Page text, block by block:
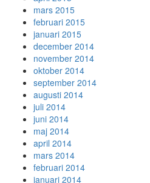
mars 2015
februari 2015
januari 2015
december 2014
november 2014
oktober 2014
september 2014
augusti 2014
juli 2014
juni 2014
maj 2014
april 2014
mars 2014
februari 2014
januari 2014